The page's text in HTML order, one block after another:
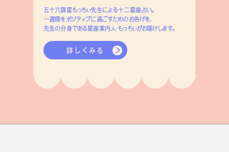
五十六謀星もっちぃ先生による十二星座占い。
一週間をポジティブに過ごすためのお告げを、
先生の分身である星座案内人・もっちぃがお届けします。
詳しくみる